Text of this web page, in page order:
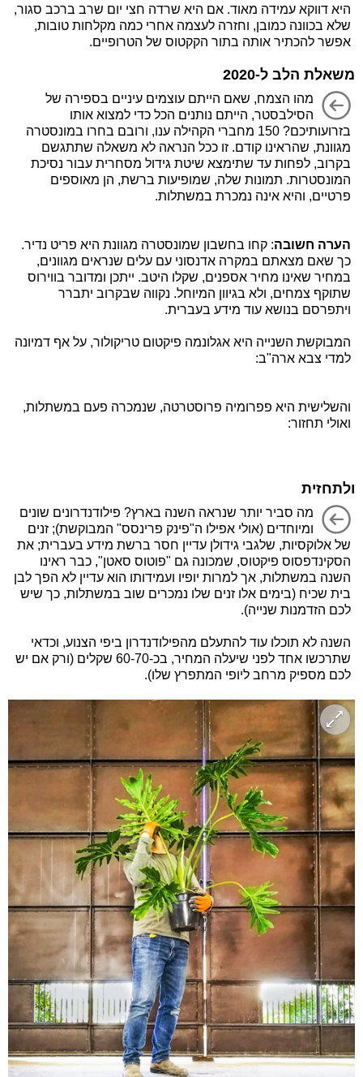
היא דווקא עמידה מאוד. אם היא שרדה חצי יום שרב ברכב סגור,
שלא בכוונה כמובן, וחזרה לעצמה אחרי כמה מקלחות טובות,
אפשר להכתיר אותה בתור הקקטוס של הטרופיים.
משאלת הלב ל-2020
מהו הצמח, שאם הייתם עוצמים עיניים בספירה של
הסילבסטר, הייתם נותנים הכל כדי למצוא אותו
בזרועותיכם? 150 מחברי הקהילה ענו, ורובם בחרו במונסטרה
מגוונת, שהראינו קודם. זו ככל הנראה לא משאלה שתתגשם
בקרוב, לפחות עד שתימצא שיטת גידול מסחרית עבור נסיכת
המונסטרות. תמונות שלה, שמופיעות ברשת, הן מאוספים
פרטיים, והיא אינה נמכרת במשתלות.
הערה חשובה: קחו בחשבון שמונסטרה מגוונת היא פריט נדיר.
כך שאם מצאתם במקרה אדנסוני עם עלים שנראים מגוונים,
במחיר שאינו מחיר אספנים, שקלו היטב. ייתכן ומדובר בווירוס
שתוקף צמחים, ולא בגיוון המיוחל. נקווה שבקרוב יתברר
ויתפרסם בנושא עוד מידע בעברית.
המבוקשת השנייה היא אגלונמה פיקטום טריקולור, על אף דמיונה
למדי צבא ארה"ב:
והשלישית היא פפרומיה פרוסטרטה, שנמכרה פעם במשתלות,
ואולי תחזור:
ולתחזית
מה סביר יותר שנראה השנה בארץ? פילודנדרונים שונים
ומיוחדים (אולי אפילו ה"פינק פרינסס" המבוקשת); זנים
של אלוקסיות, שלגבי גידולן עדיין חסר ברשת מידע בעברית; את
הסקינדפסוס פיקטוס, שמכונה גם "פוטוס סאטן", כבר ראינו
השנה במשתלות, אך למרות יופיו ועמידותו הוא עדיין לא הפך לבן
בית שכיח (בימים אלו זנים שלו נמכרים שוב במשתלות, כך שיש
לכם הזדמנות שנייה).
השנה לא תוכלו עוד להתעלם מהפילודנדרון ביפי הצנוע, וכדאי
שתרכשו אחד לפני שיעלה המחיר, בכ-60-70 שקלים (ורק אם יש
לכם מספיק מרחב ליופי המתפרץ שלו).